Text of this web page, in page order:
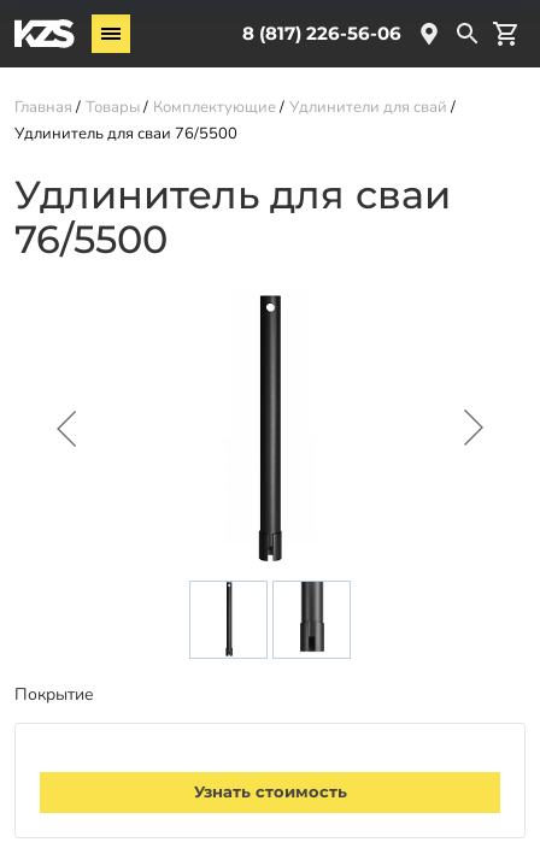
8 (817) 226-56-06
Винтовые сваи
Комплектующие
Услуги
О компании
Новости
Оплата
Главная Товары Комплектующие
Удлинители для свай
Удлинитель для сваи 76/5500
Удлинитель для сваи
76/5500
Покрытие
Узнать стоимость